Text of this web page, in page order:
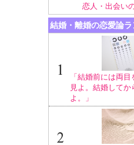
恋人・出会い
結婚・離婚の恋愛論
「結婚前には両
見よ。結婚してか
よ。」